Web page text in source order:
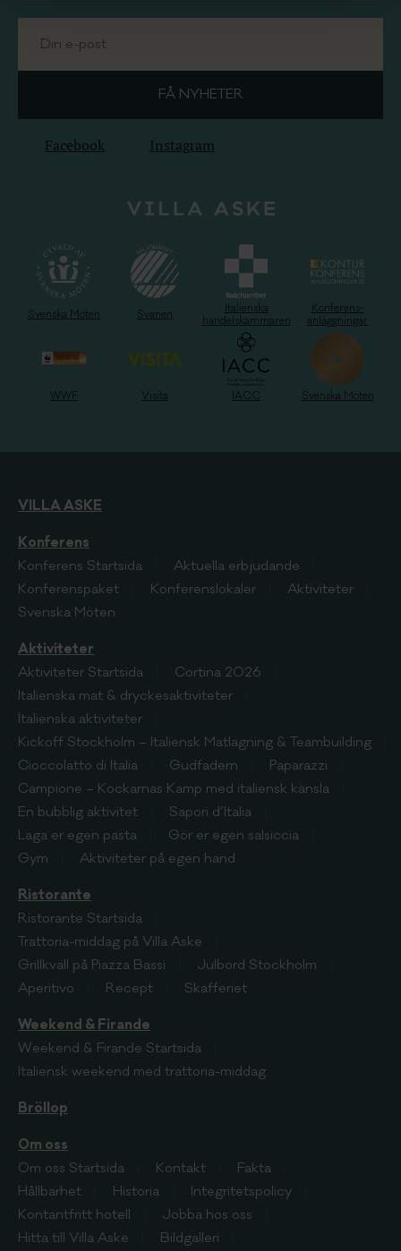
Facebook Instagram
Svenska Möten Svanen
Italienska
handelskammaren
Konferens-
anläggningar
WWF Visita IACC Svenska Möten
VILLA ASKE
Konferens
Konferens Startsida
Aktuella erbjudande
Konferenspaket
Konferenslokaler
Aktiviteter
Svenska Möten
Aktiviteter
Aktiviteter Startsida
Cortina 2026
Italienska mat & dryckesaktiviteter
Italienska aktiviteter
Kickoff Stockholm – Italiensk Matlagning & Teambuilding
Cioccolatto di Italia
Gudfadern
Paparazzi
Campione – Kockarnas Kamp med italiensk känsla
En bubblig aktivitet
Sapori d’Italia
Laga er egen pasta
Gör er egen salsiccia
Gym
Aktiviteter på egen hand
Ristorante
Ristorante Startsida
Trattoria-middag på Villa Aske
Grillkväll på Piazza Bassi
Julbord Stockholm
Aperitivo
Recept Skafferiet
Weekend & Firande
Weekend & Firande Startsida
Italiensk weekend med trattoria-middag
Bröllop
Om oss
Om oss Startsida Kontakt
Fakta
Hållbarhet
Historia
Integritetspolicy
Kontantfritt hotell
Jobba hos oss
Hitta till Villa Aske
Bildgalleri